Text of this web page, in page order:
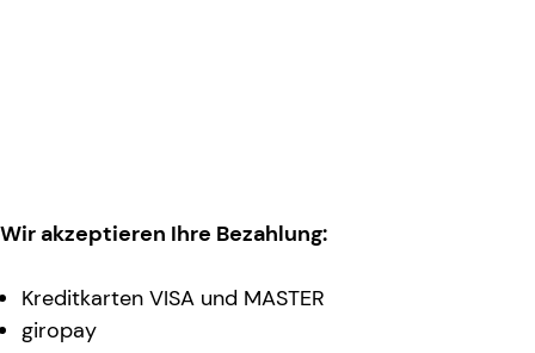
Wir akzeptieren Ihre Bezahlung:
Kreditkarten VISA und MASTER
giropay